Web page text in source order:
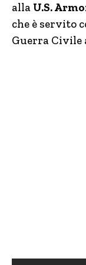
alla U.S.
che è servito
Guerra Civile